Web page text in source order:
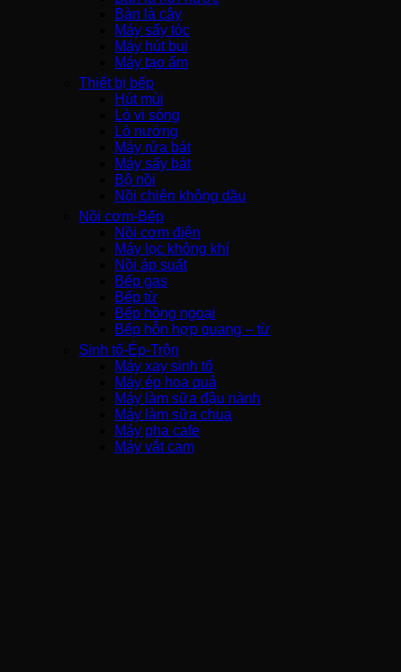
Bàn là cây
Máy sấy tóc
Máy hút bụi
Máy tạo ẩm
Thiết bị bếp
Hút mùi
Lò vi sóng
Lò nướng
Máy rửa bát
Máy sấy bát
Bộ nồi
Nồi chiên không dầu
Nồi cơm-Bếp
Nồi cơm điện
Máy lọc không khí
Nồi áp suất
Bếp gas
Bếp từ
Bếp hồng ngoại
Bếp hỗn hợp quang – từ
Sinh tố-Ép-Trộn
Máy xay sinh tố
Máy ép hoa quả
Máy làm sữa đậu nành
Máy làm sữa chua
Máy pha cafe
Máy vắt cam